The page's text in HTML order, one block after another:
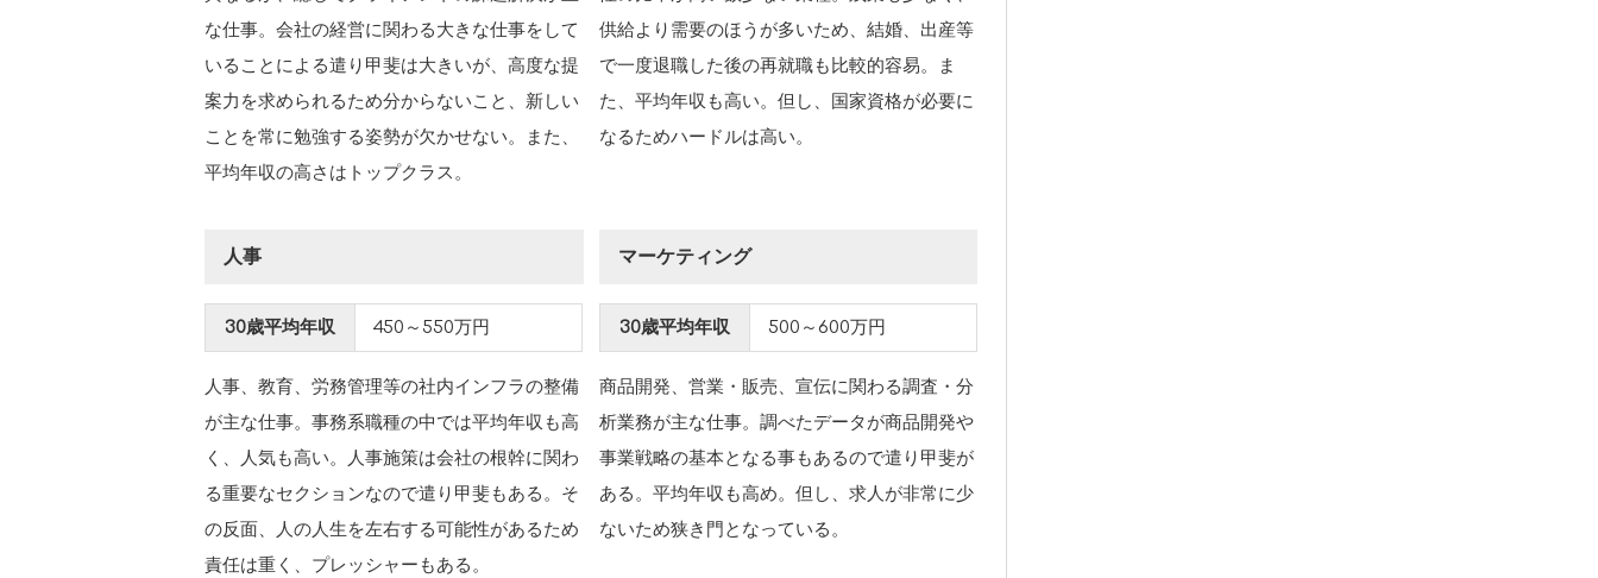
な仕事。会社の経営に関わる大きな仕事をして
いることによる遣り甲斐は大きいが、高度な提
案力を求められるため分からないこと、新しい
ことを常に勉強する姿勢が欠かせない。また、
平均年収の高さはトップクラス。
供給より需要のほうが多いため、結婚、出産等
で一度退職した後の再就職も比較的容易。ま
た、平均年収も高い。但し、国家資格が必要に
なるためハードルは高い。
人事
30歳平均年収 450～550万円
人事、教育、労務管理等の社内インフラの整備
が主な仕事。事務系職種の中では平均年収も高
く、人気も高い。人事施策は会社の根幹に関わ
る重要なセクションなので遣り甲斐もある。そ
の反面、人の人生を左右する可能性があるため
責任は重く、プレッシャーもある。
マーケティング
30歳平均年収 500～600万円
商品開発、営業・販売、宣伝に関わる調査・分
析業務が主な仕事。調べたデータが商品開発や
事業戦略の基本となる事もあるので遣り甲斐が
ある。平均年収も高め。但し、求人が非常に少
ないため狭き門となっている。